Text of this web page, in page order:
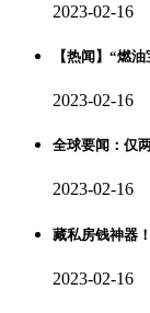
2023-02-16
【热闻】“燃
2023-02-16
全球要闻：仅
2023-02-16
藏私房钱神器
2023-02-16